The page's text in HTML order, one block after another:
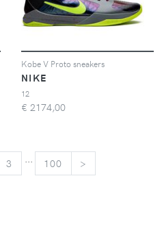
Kobe V Proto sneakers
NIKE
12
€ 2174,00
3 ... 100 >